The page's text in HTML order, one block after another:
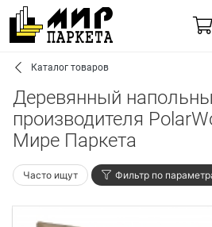
Каталог товаров
Деревянный
производителя
Мире Паркета
Часто ищут Фильтр по